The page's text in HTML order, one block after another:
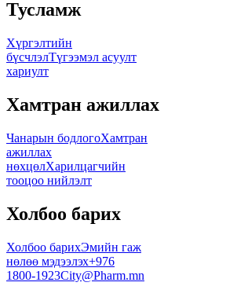
Тусламж
Хүргэлтийн
бүсчлэлТүгээмэл асуулт
хариулт
Хамтран ажиллах
Чанарын бодлогоХамтран
ажиллах
нөхцөлХарилцагчийн
тооцоо нийлэлт
Холбоо барих
Холбоо барихЭмийн гаж
нөлөө мэдээлэх+976
1800-1923City@Pharm.mn